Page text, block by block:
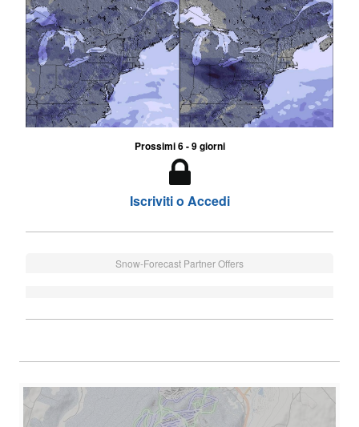
Prossimi 6 - 9 giorni
Iscriviti o Accedi
Snow-Forecast Partner Offers